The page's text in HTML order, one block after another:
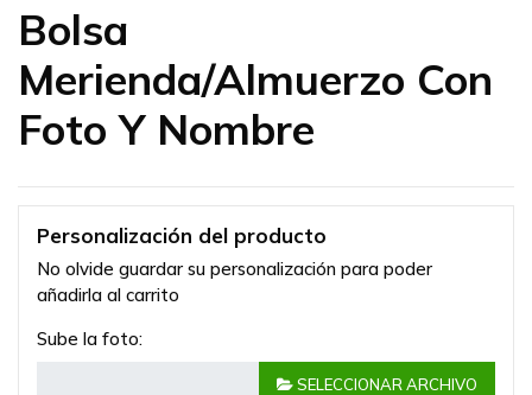
Bolsa
Merienda/Almuerzo Con
Foto Y Nombre
Personalización del producto
No olvide guardar su personalización para poder
añadirla al carrito
Sube la foto:
SELECCIONAR ARCHIVO